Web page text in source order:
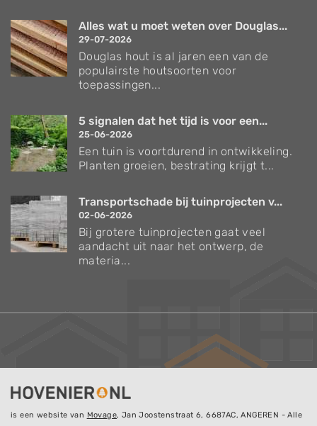
Alles wat u moet weten over Douglas...
29-07-2026
Douglas hout is al jaren een van de
populairste houtsoorten voor
toepassingen...
5 signalen dat het tijd is voor een...
25-06-2026
Een tuin is voortdurend in ontwikkeling.
Planten groeien, bestrating krijgt t...
Transportschade bij tuinprojecten v...
02-06-2026
Bij grotere tuinprojecten gaat veel
aandacht uit naar het ontwerp, de
materia...
is een website van Movage, Jan Joostenstraat 6, 6687AC, ANGEREN - Alle